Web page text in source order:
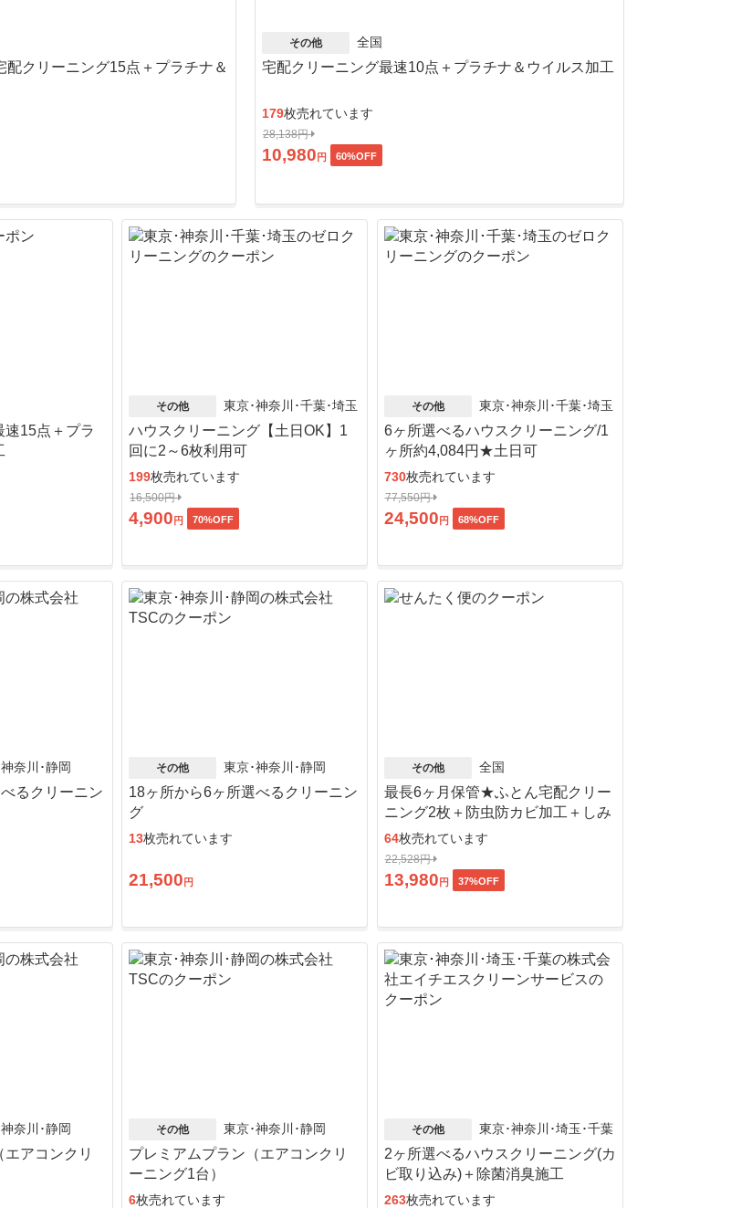
クリーニング15点＋プラチナ＆
その他 全国
宅配クリーニング最速10点＋プラチナ＆ウイルス加工
179枚売れています
28,138円
10,980 円 60%OFF
速15点＋プラ
その他 東京･神奈川･千葉･埼玉
ハウスクリーニング【土日OK】1
回に2～6枚利用可
199枚売れています
16,500円
4,900 円 70%OFF
その他 東京･神奈川･千葉･埼玉
6ヶ所選べるハウスクリーニング/1
ヶ所約4,084円★土日可
730枚売れています
77,550円
24,500 円 68%OFF
奈川･静岡
るクリーニン
その他 東京･神奈川･静岡
18ヶ所から6ヶ所選べるクリーニン
グ
13枚売れています
21,500 円
その他 全国
最長6ヶ月保管★ふとん宅配クリー
ニング2枚＋防虫防カビ加工＋しみ
抜き
64枚売れています
22,528円
13,980 円 37%OFF
奈川･静岡
アコンクリ
その他 東京･神奈川･静岡
プレミアムプラン（エアコンクリ
ーニング1台）
6枚売れています
その他 東京･神奈川･埼玉･千葉
2ヶ所選べるハウスクリーニング(カ
ビ取り込み)＋除菌消臭施工
263枚売れています